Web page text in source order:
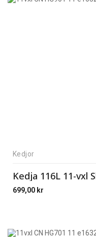
Kedjor
Kedja 116L 11-vxl
699,00 kr